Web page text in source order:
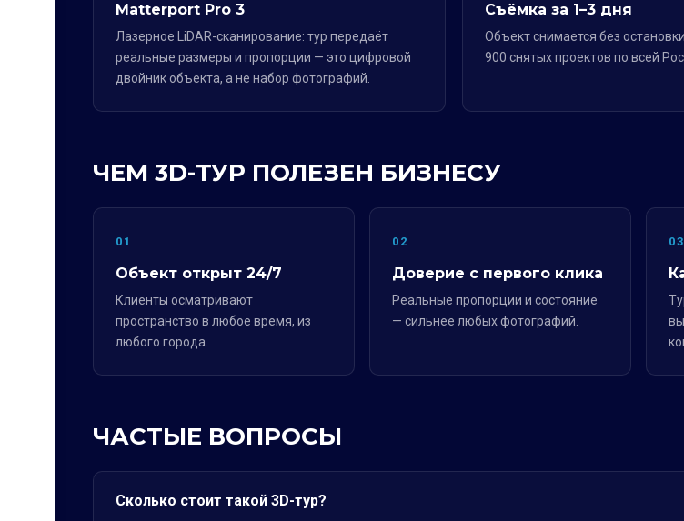
Matterport Pro 3
Лазерное LiDAR-сканирование: тур передаёт
реальные размеры и пропорции — это цифровой
двойник объекта, а не набор фотографий.
Съёмка за 1–3 дня
Объект снимается без
900 снятых проектов по всей
ЧЕМ 3D-ТУР ПОЛЕЗЕН БИЗНЕСУ
01
Объект открыт 24/7
Клиенты осматривают
пространство в любое время, из
любого города.
02
Доверие с первого клика
Реальные пропорции и состояние
— сильнее любых фотографий.
03
ЧАСТЫЕ ВОПРОСЫ
Сколько стоит такой 3D-тур?